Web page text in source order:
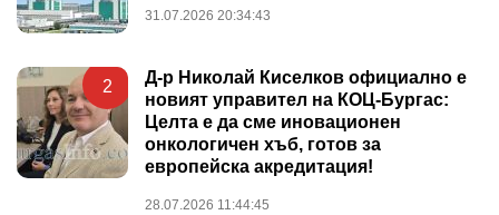
31.07.2026 20:34:43
2
Д-р Николай Киселков официално е
новият управител на КОЦ-Бургас:
Целта е да сме иновационен
онкологичен хъб, готов за
европейска акредитация!
28.07.2026 11:44:45